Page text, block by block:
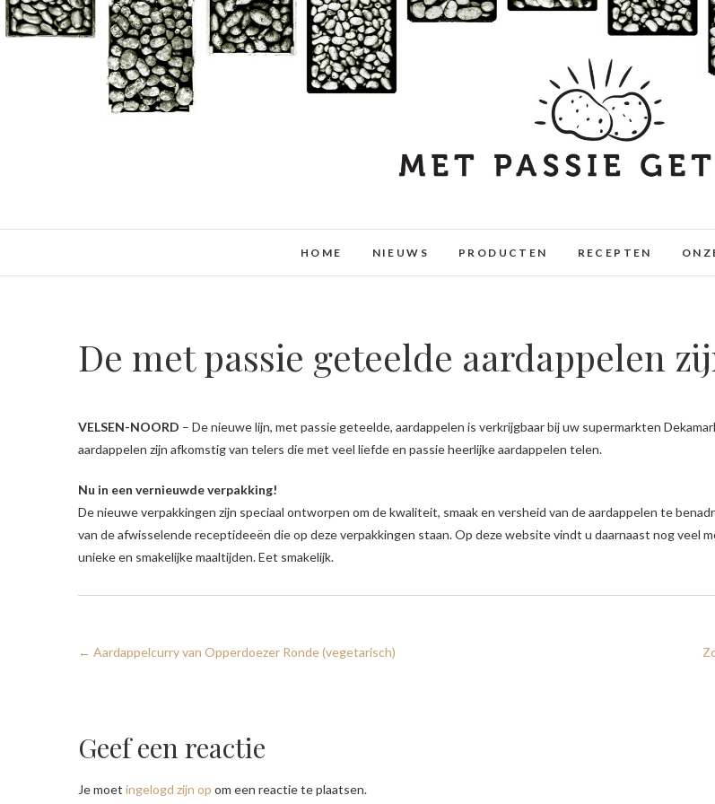
Doorgaan
naar
HOME NIEUWS PRODUCTEN RECEPTEN
De met passie geteelde aardappelen
VELSEN-NOORD – De nieuwe lijn, met passie geteelde, aardappelen is verkrijgbaar bij uw supermarkten
aardappelen zijn afkomstig van telers die met veel liefde en passie heerlijke aardappelen telen.
Nu in een vernieuwde verpakking!
De nieuwe verpakkingen zijn speciaal ontworpen om de kwaliteit, smaak en versheid van de aardappelen te
van de afwisselende receptideeën die op deze verpakkingen staan. Op deze website vindt u daarnaast nog veel
unieke en smakelijke maaltijden. Eet smakelijk.
← Aardappelcurry van Opperdoezer Ronde (vegetarisch)
Geef een reactie
Je moet ingelogd zijn op om een reactie te plaatsen.